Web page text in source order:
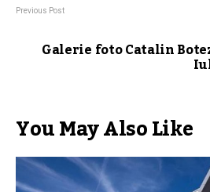
Previous Post
Galerie foto Catalin
You May Also Like